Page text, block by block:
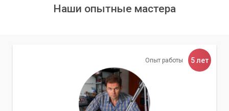
Наши опытные мастера
Опыт работы 5 лет